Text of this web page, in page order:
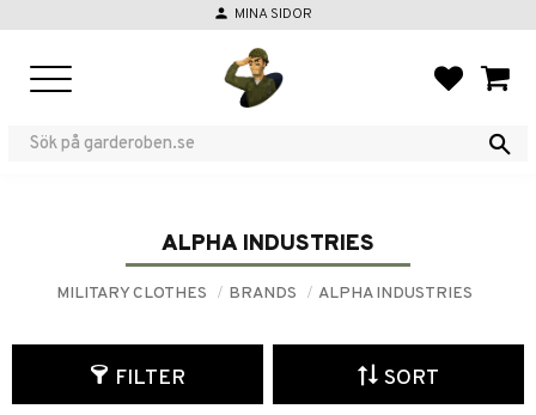
person MINA SIDOR
ALPHA INDUSTRIES
MILITARY CLOTHES BRANDS ALPHA INDUSTRIES
FILTER SORT